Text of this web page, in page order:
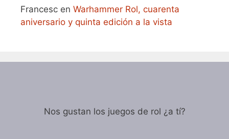
Francesc en Warhammer Rol, cuarenta
aniversario y quinta edición a la vista
Nos gustan los juegos de rol ¿a tí?